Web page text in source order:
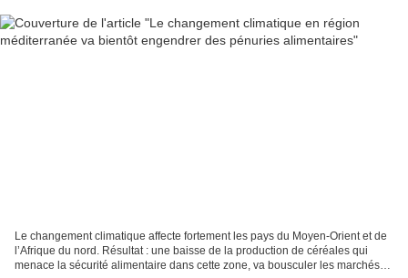
Le changement climatique affecte fortement les pays du Moyen-Orient et de
l’Afrique du nord. Résultat : une baisse de la production de céréales qui
menace la sécurité alimentaire dans cette zone, va bousculer les marchés